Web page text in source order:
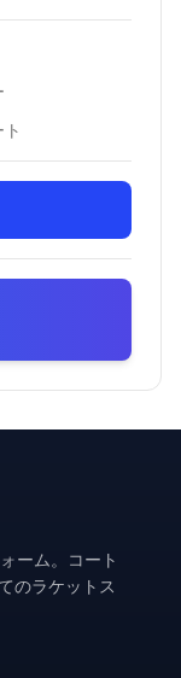
ーム。コート
のラケットス